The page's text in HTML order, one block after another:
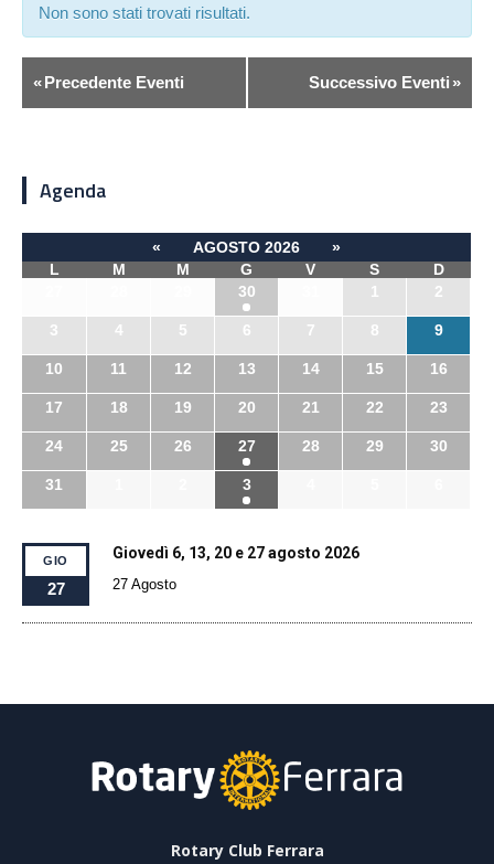
Non sono stati trovati risultati.
«Precedente Eventi Successivo Eventi »
Agenda
« AGOSTO 2026
»
L
M M G V S
D
30 1 2
3 4 5 6 7 8 9
10 11 12 13 14 15 16
17 18 19 20 21 22 23
24 25 26 27 28 29 30
31 3
GIO
27
Giovedì 6, 13, 20 e 27 agosto 2026
27 Agosto
Rotary Club Ferrara